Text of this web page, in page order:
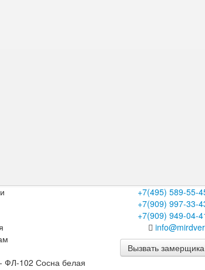
+7(495) 589-55-
+7(909) 997-33-
+7(909) 949-04-
Вызвать замерщика
ФЛ-102 Сосна белая